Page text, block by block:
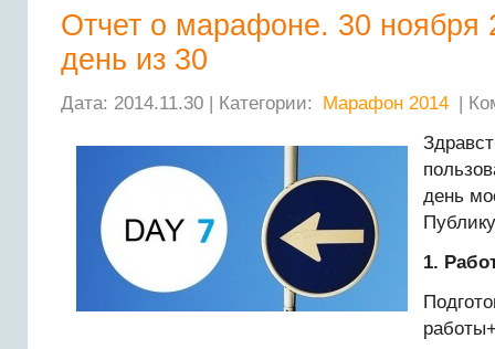
Отчет о марафоне. 30
день из 30
Дата: 2014.11.30 | Категории: Марафон 2014 |
день
1.